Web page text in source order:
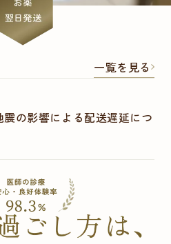
一覧を見る
震の影響による配送遅延につ